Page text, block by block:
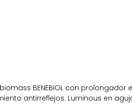
BENEBIOL con prolongador
antirreflejos. Luminous en